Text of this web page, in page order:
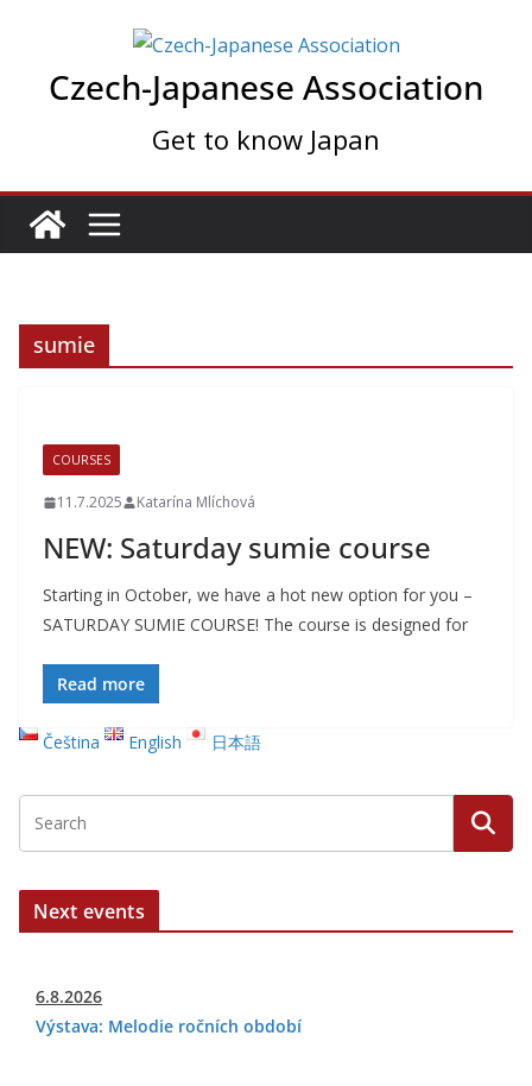
contentCzech-Japanese Association
Get to know Japan
sumie
COURSES
11.7.2025 Katarína Mlíchová
NEW: Saturday sumie course
Starting in October, we have a hot new option for you –
SATURDAY SUMIE COURSE! The course is designed for
Read more
Čeština English 日本語
Next events
6.8.2026
Výstava: Melodie ročních období